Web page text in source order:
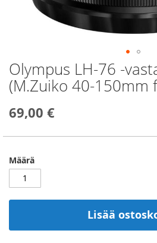
Olympus LH-76 -
(M.Zuiko 40-150mm
69,00 €
Määrä
Lisää
Skip
to
the
of